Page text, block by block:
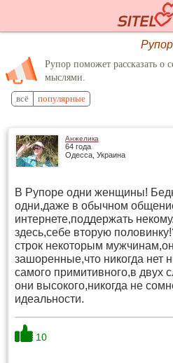
Рупор
Рупор поможет рассказать о
мыслями.
всё популярные
Анжелика
64 года
Одесса, Украина
В Рупоре одни женщины!
одни,даже в обычном
интернете,поддержать
здесь,себе вторую
строк некоторым
зашоренные,что никогда нет
самого примитивного,в двух
они высокого,никогда не
идеальности.
10